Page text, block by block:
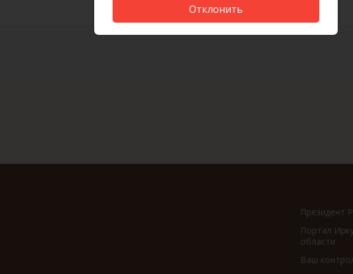
Президент
Портал
области
Ваш
Отклонить